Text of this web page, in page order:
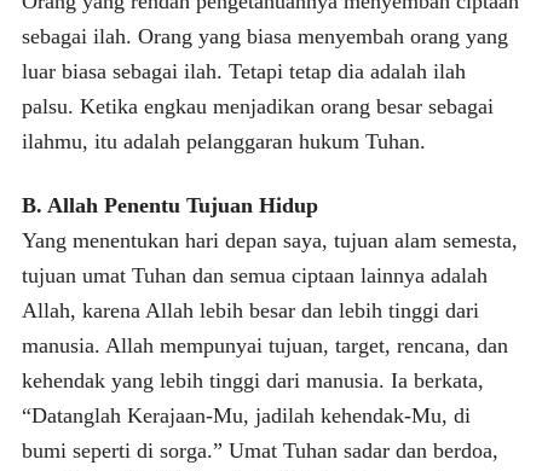
sebagai ilah. Orang yang biasa menyembah orang yang
luar biasa sebagai ilah. Tetapi tetap dia adalah ilah
palsu. Ketika engkau menjadikan orang besar sebagai
ilahmu, itu adalah pelanggaran hukum Tuhan.
B. Allah Penentu Tujuan Hidup
Yang menentukan hari depan saya, tujuan alam semesta,
tujuan umat Tuhan dan semua ciptaan lainnya adalah
Allah, karena Allah lebih besar dan lebih tinggi dari
manusia. Allah mempunyai tujuan, target, rencana, dan
kehendak yang lebih tinggi dari manusia. Ia berkata,
“Datanglah Kerajaan-Mu, jadilah kehendak-Mu, di
bumi seperti di sorga.” Umat Tuhan sadar dan berdoa,